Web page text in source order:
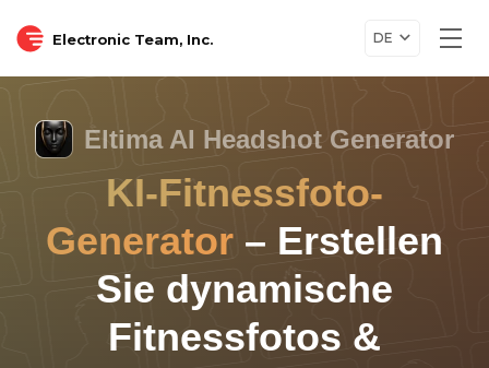
Electronic Team, Inc. DE
Eltima AI Headshot Generator
KI-Fitnessfoto-
Generator – Erstellen
Sie dynamische
Fitnessfotos &